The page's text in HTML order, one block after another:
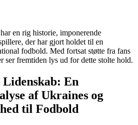
en rig historie, imponerende
der har gjort holdet til en
fodbold. Med fortsat støtte fra fans
ser fremtiden lys ud for dette stolte hold.
Lidenskab: En
af Ukraines og
til Fodbold